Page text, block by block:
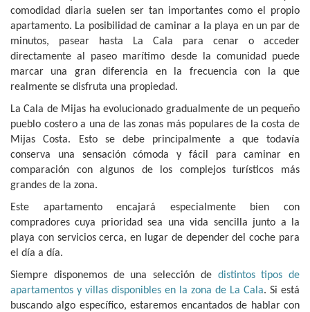
comodidad diaria suelen ser tan importantes como el propio
apartamento. La posibilidad de caminar a la playa en un par de
minutos, pasear hasta La Cala para cenar o acceder
directamente al paseo marítimo desde la comunidad puede
marcar una gran diferencia en la frecuencia con la que
realmente se disfruta una propiedad.
La Cala de Mijas ha evolucionado gradualmente de un pequeño
pueblo costero a una de las zonas más populares de la costa de
Mijas Costa. Esto se debe principalmente a que todavía
conserva una sensación cómoda y fácil para caminar en
comparación con algunos de los complejos turísticos más
grandes de la zona.
Este apartamento encajará especialmente bien con
compradores cuya prioridad sea una vida sencilla junto a la
playa con servicios cerca, en lugar de depender del coche para
el día a día.
Siempre disponemos de una selección de distintos tipos de
apartamentos y villas disponibles en la zona de La Cala. Si está
buscando algo específico, estaremos encantados de hablar con